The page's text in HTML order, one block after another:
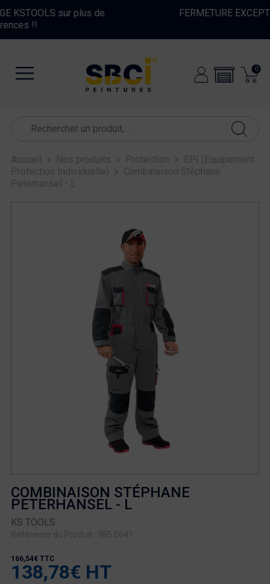
FERMETURE EXCEPTIONNELLE DU 10 AU 16 AOUT
0
Accueil Nos produits Protection
EPI (Equipement
Protection Individuelle)
Combinaison Stéphane
Peterhansel - L
COMBINAISON STÉPHANE
PETERHANSEL - L
KS TOOLS
Référence du Produit : 985.0641
138,78€ HT
166,54€ TTC